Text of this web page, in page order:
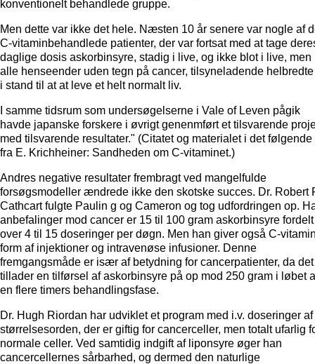
konventionelt behandlede gruppe.
Men dette var ikke det hele. Næsten 10 år senere var nogle af
C-vitaminbehandlede patienter, der var fortsat med at tage
daglige dosis askorbinsyre, stadig i live, og ikke blot i live, men
alle henseender uden tegn på cancer, tilsyneladende
i stand til at at leve et helt normalt liv.
I samme tidsrum som undersøgelserne i Vale of Leven pågik
havde japanske forskere i øvrigt genenmført et tilsvarende
med tilsvarende resultater." (Citatet og materialet i det følgende
fra E. Krichheiner: Sandheden om C-vitaminet.)
Andres negative resultater frembragt ved mangelfulde
forsøgsmodeller ændrede ikke den skotske succes. Dr. Robert
Cathcart fulgte Paulin g og Cameron og tog udfordringen op.
anbefalinger mod cancer er 15 til 100 gram askorbinsyre fordelt
over 4 til 15 doseringer per døgn. Men han giver også C-
form af injektioner og intravenøse infusioner. Denne
fremgangsmåde er især af betydning for cancerpatienter, da det
tillader en tilførsel af askorbinsyre på op mod 250 gram i løbet
en flere timers behandlingsfase.
Dr. Hugh Riordan har udviklet et program med i.v. doseringer
størrelsesorden, der er giftig for cancerceller, men totalt ufarlig
normale celler. Ved samtidig indgift af liponsyre øger han
cancercellernes sårbarhed, og dermed den naturlige